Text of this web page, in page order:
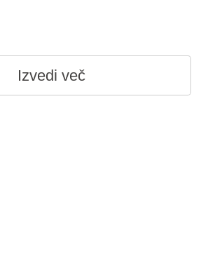
Izvedi več